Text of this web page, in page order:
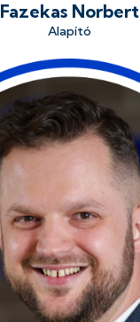
Fazekas Norbert
Alapító